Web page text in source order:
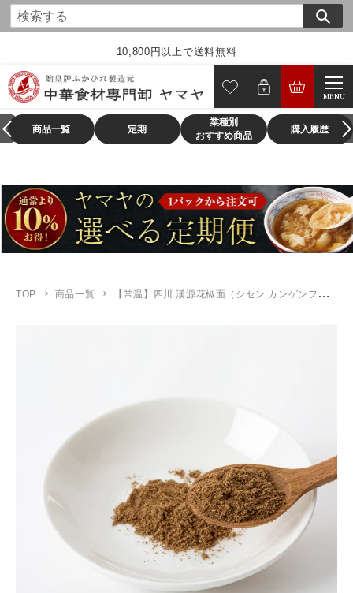
コ
ン
ツ
ス
キ
プ
す
る
10,800円以上で送料無料
MENU
商品一覧 定期
業種別
おすすめ商品
購入履歴
TOP 商品一覧 【常温】四川 漢源花椒面（シセン カンゲンファージョーメン・山椒）50g｜本格中華調味料